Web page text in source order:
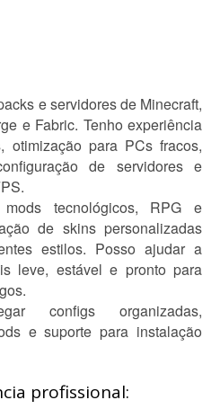
e servidores de Minecraft,
e Fabric. Tenho experiência
otimização para PCs fracos,
de servidores e
tecnológicos, RPG e
de skins personalizadas
estilos. Posso ajudar a
leve, estável e pronto para
configs organizadas,
e suporte para instalação
profissional: